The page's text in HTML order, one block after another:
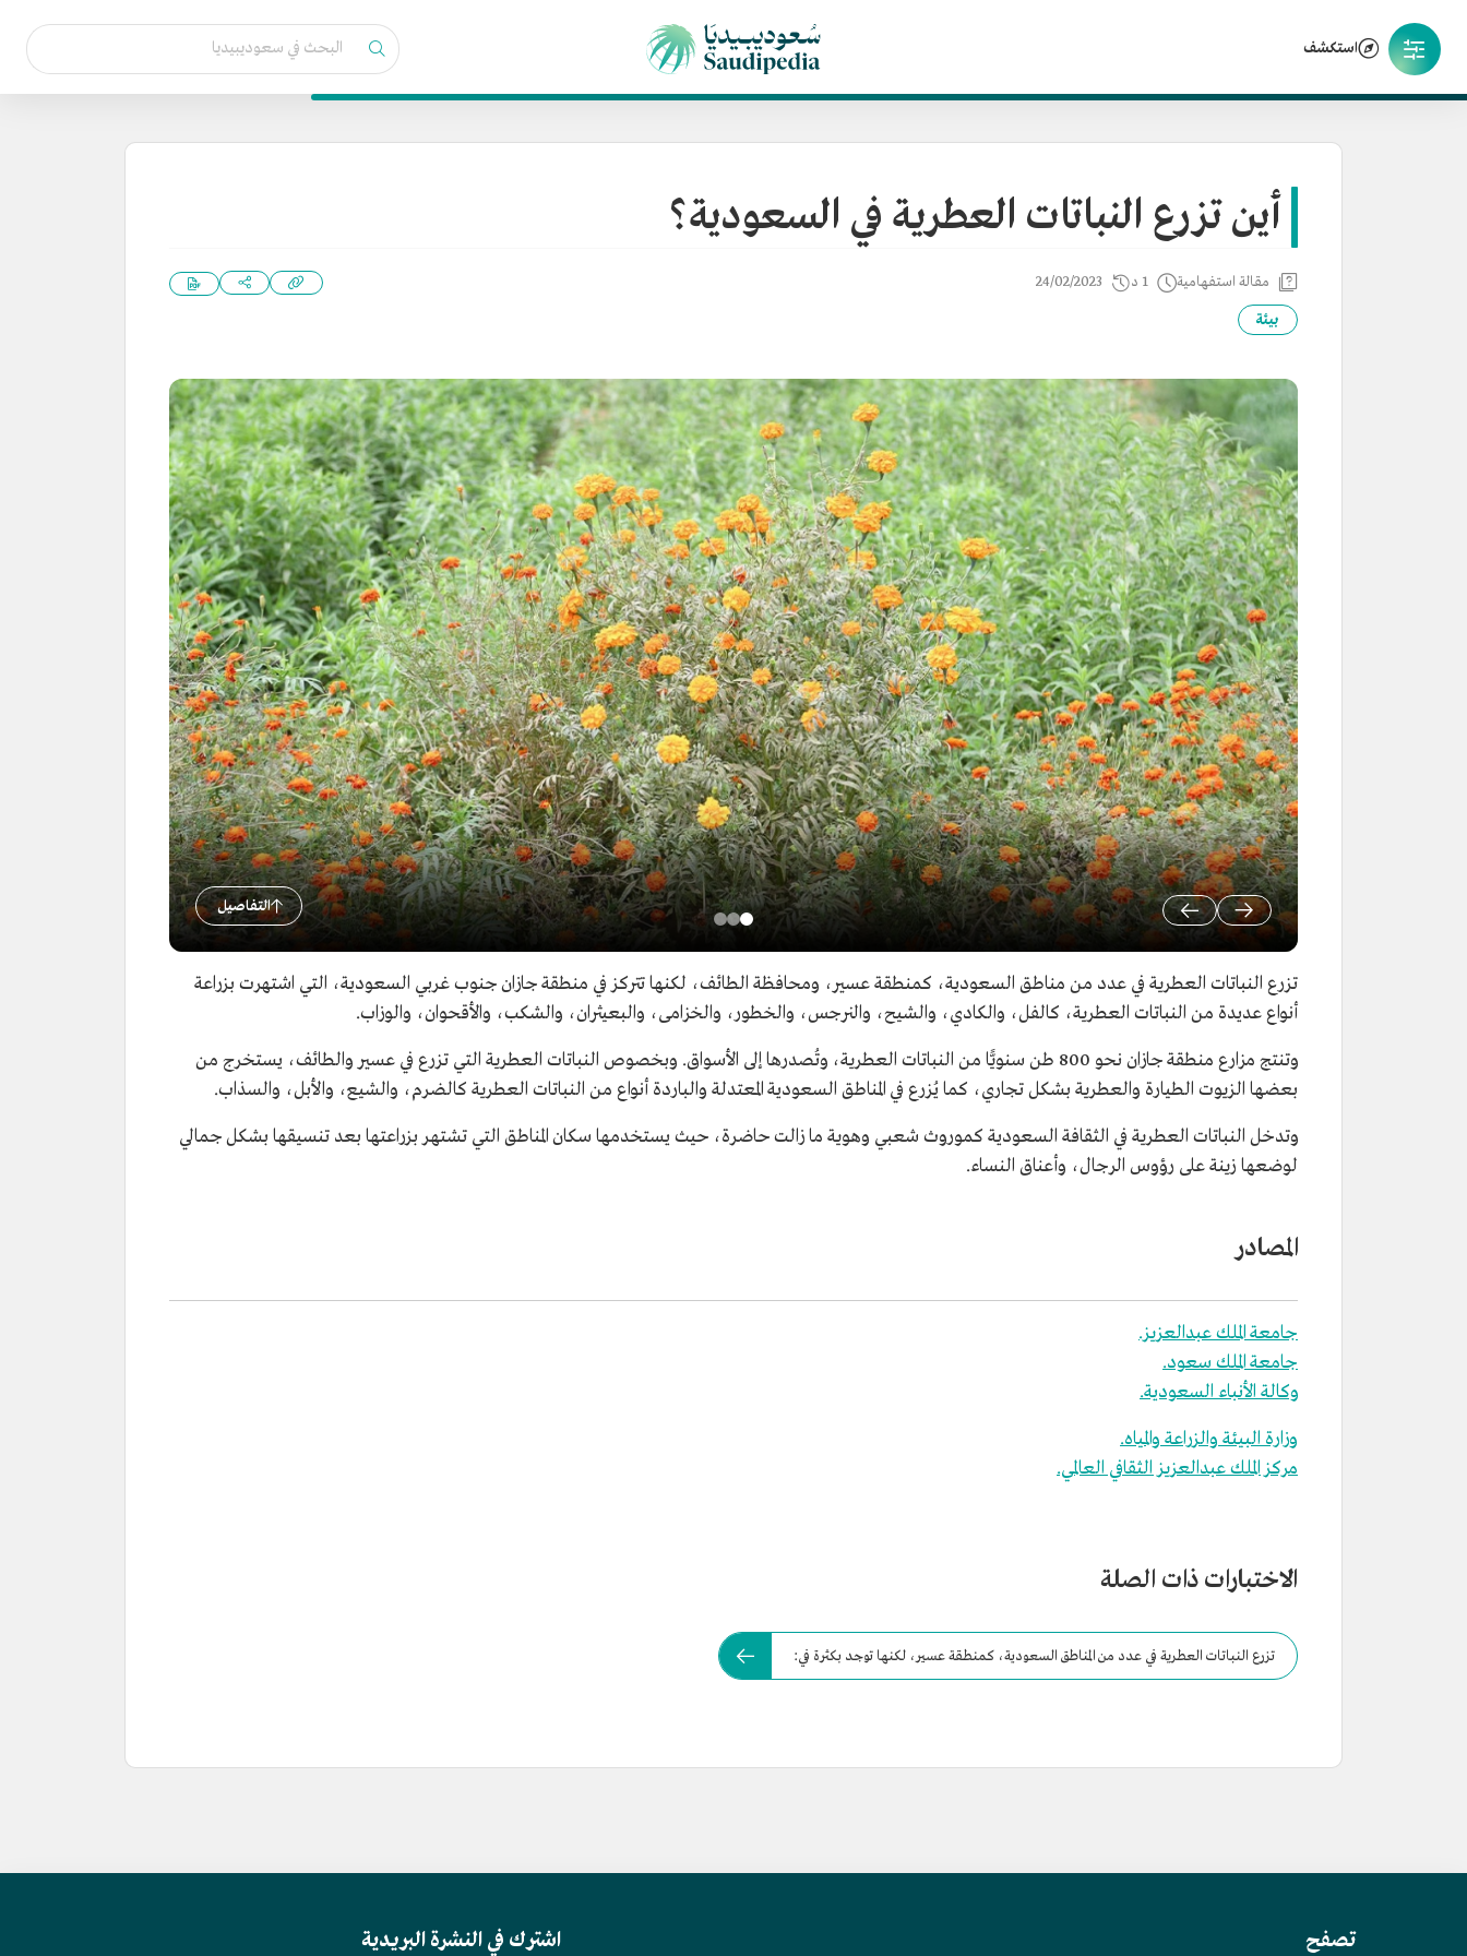
استكشف
أين تزرع النباتات العطرية في السعودية؟
مقالة استفهامية 1 د 24/02/2023
بيئة
التفاصيل
تزرع النباتات العطرية في عدد من مناطق السعودية، كمنطقة عسير، ومحافظة الطائف، لكنها تتركز في منطقة جازان جنوب غربي السعودية، التي اشتهرت بزراعة
أنواع عديدة من النباتات العطرية، كالفل، والكادي، والشيح، والنرجس، والخطور، والخزامى، والبعيثران، والشكب، والأقحوان، والوزاب.
وتنتج مزارع منطقة جازان نحو 800 طن سنويًّا من النباتات العطرية، وتُصدرها إلى الأسواق. وبخصوص النباتات العطرية التي تزرع في عسير والطائف، يستخرج من
بعضها الزيوت الطيارة والعطرية بشكل تجاري، كما يُزرع في المناطق السعودية المعتدلة والباردة أنواع من النباتات العطرية كالضرم، والشيع، والأبل، والسذاب.
وتدخل النباتات العطرية في الثقافة السعودية كموروث شعبي وهوية ما زالت حاضرة، حيث يستخدمها سكان المناطق التي تشتهر بزراعتها بعد تنسيقها بشكل جمالي
لوضعها زينة على رؤوس الرجال، وأعناق النساء.
المصادر
جامعة الملك عبدالعزيز.
جامعة الملك سعود.
وكالة الأنباء السعودية.
وزارة البيئة والزراعة والمياه.
مركز الملك عبدالعزيز الثقافي العالمي.
الاختبارات ذات الصلة
تزرع النباتات العطرية في عدد من المناطق السعودية، كمنطقة عسير، لكنها توجد بكثرة في:
تصفح اشترك في النشرة البريدية